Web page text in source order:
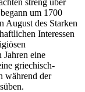
um 1700
August des Starken
Interessen
eine
griechisch-
während der